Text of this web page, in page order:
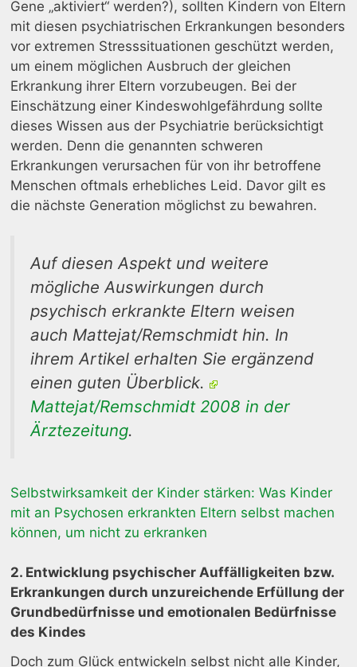
Gene „aktiviert“ werden?), sollten Kindern von Eltern
mit diesen psychiatrischen Erkrankungen besonders
vor extremen Stresssituationen geschützt werden,
um einem möglichen Ausbruch der gleichen
Erkrankung ihrer Eltern vorzubeugen. Bei der
Einschätzung einer Kindeswohlgefährdung sollte
dieses Wissen aus der Psychiatrie berücksichtigt
werden. Denn die genannten schweren
Erkrankungen verursachen für von ihr betroffene
Menschen oftmals erhebliches Leid. Davor gilt es
die nächste Generation möglichst zu bewahren.
Auf diesen Aspekt und weitere
mögliche Auswirkungen durch
psychisch erkrankte Eltern weisen
auch Mattejat/Remschmidt hin. In
ihrem Artikel erhalten Sie ergänzend
einen guten Überblick.
Mattejat/Remschmidt 2008 in der
Ärztezeitung.
Selbstwirksamkeit der Kinder stärken: Was Kinder
mit an Psychosen erkrankten Eltern selbst machen
können, um nicht zu erkranken
2. Entwicklung psychischer Auffälligkeiten bzw.
Erkrankungen durch unzureichende Erfüllung der
Grundbedürfnisse und emotionalen Bedürfnisse
des Kindes
Doch zum Glück entwickeln selbst nicht alle Kinder,